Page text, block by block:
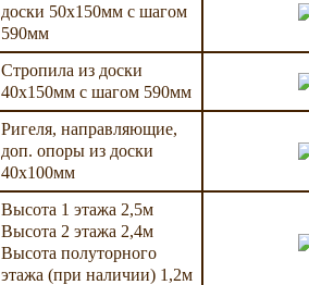
доски 50х150мм с шагом
590мм
Стропила из доски
40х150мм с шагом 590мм
Ригеля, направляющие,
доп. опоры из доски
40х100мм
Высота 1 этажа 2,5м
Высота 2 этажа 2,4м
Высота полуторного
этажа (при наличии) 1,2м